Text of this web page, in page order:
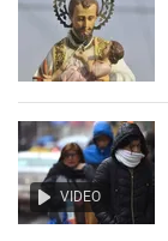
VIDEO